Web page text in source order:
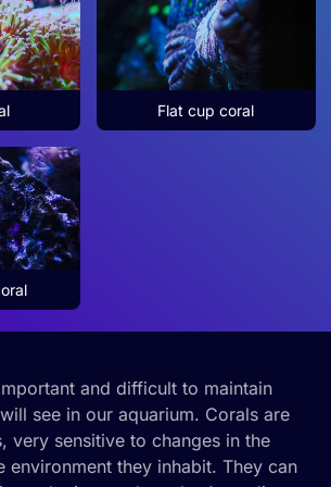
Permitir todas
Permitir la selección
Denegar
Flat cup coral
and difficult to maintain
see in our aquarium. Corals are
very sensitive to changes in the
environment they inhabit. They can